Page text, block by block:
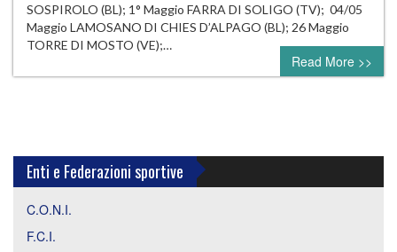
SOSPIROLO (BL); 1° Maggio FARRA DI SOLIGO (TV); 04/05
Maggio LAMOSANO DI CHIES D’ALPAGO (BL); 26 Maggio
TORRE DI MOSTO (VE);…
Read More >>
Enti e Federazioni sportive
C.O.N.I.
F.C.I.